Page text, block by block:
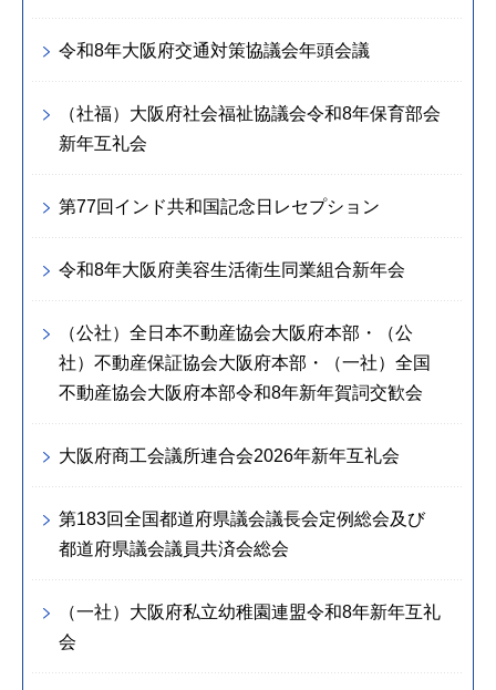
令和8年大阪府交通対策協議会年頭会議
（社福）大阪府社会福祉協議会令和8年保育部会
新年互礼会
第77回インド共和国記念日レセプション
令和8年大阪府美容生活衛生同業組合新年会
（公社）全日本不動産協会大阪府本部・（公
社）不動産保証協会大阪府本部・（一社）全国
不動産協会大阪府本部令和8年新年賀詞交歓会
大阪府商工会議所連合会2026年新年互礼会
第183回全国都道府県議会議長会定例総会及び
都道府県議会議員共済会総会
（一社）大阪府私立幼稚園連盟令和8年新年互礼
会